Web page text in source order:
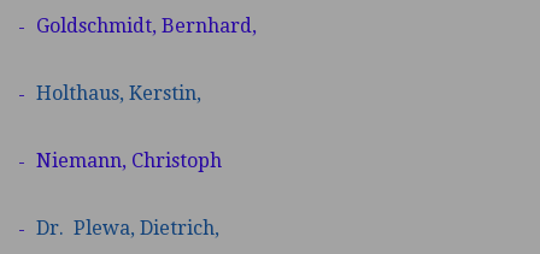
Goldschmidt, Bernhard,
Holthaus, Kerstin,
Niemann, Christoph
Dr. Plewa, Dietrich,